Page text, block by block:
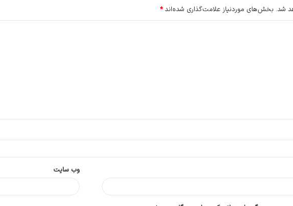
شد. بخش‌های موردنیاز علامت‌گذاری شده‌اند*
وب‌ سایت